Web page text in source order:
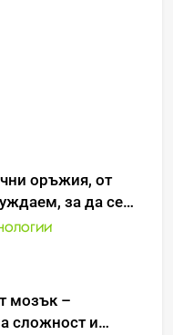
оръжия, от
за да се
мозък –
сложност и
дизайн